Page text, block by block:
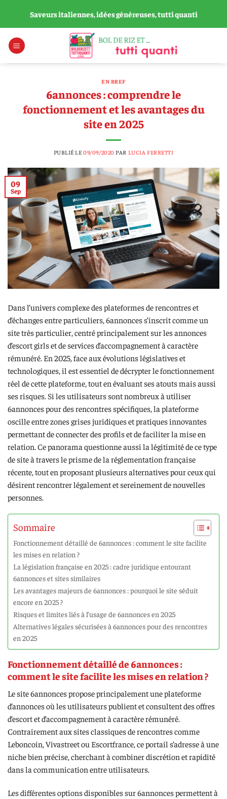
contenu
Saveurs italiennes, idées généreuses, tutti quanti
EN BREF
6annonces : comprendre le
fonctionnement et les avantages du
site en 2025
PUBLIÉ LE09/09/2020 PAR LUCIA FERRETTI
09
Sep
Dans l’univers complexe des plateformes de rencontres et
d’échanges entre particuliers, 6annonces s’inscrit comme un
site très particulier, centré principalement sur les annonces
d’escort girls et de services d’accompagnement à caractère
rémunéré. En 2025, face aux évolutions législatives et
technologiques, il est essentiel de décrypter le fonctionnement
réel de cette plateforme, tout en évaluant ses atouts mais aussi
ses risques. Si les utilisateurs sont nombreux à utiliser
6annonces pour des rencontres spécifiques, la plateforme
oscille entre zones grises juridiques et pratiques innovantes
permettant de connecter des profils et de faciliter la mise en
relation. Ce panorama questionne aussi la légitimité de ce type
de site à travers le prisme de la réglementation française
récente, tout en proposant plusieurs alternatives pour ceux qui
désirent rencontrer légalement et sereinement de nouvelles
personnes.
Sommaire
Fonctionnement détaillé de 6annonces : comment le site facilite
les mises en relation ?
La législation française en 2025 : cadre juridique entourant
6annonces et sites similaires
Les avantages majeurs de 6annonces : pourquoi le site séduit
encore en 2025 ?
Risques et limites liés à l’usage de 6annonces en 2025
Alternatives légales sécurisées à 6annonces pour des rencontres
en 2025
Fonctionnement détaillé de 6annonces :
comment le site facilite les mises en relation ?
Le site 6annonces propose principalement une plateforme
d’annonces où les utilisateurs publient et consultent des offres
d’escort et d’accompagnement à caractère rémunéré.
Contrairement aux sites classiques de rencontres comme
Leboncoin, Vivastreet ou Escortfrance, ce portail s’adresse à une
niche bien précise, cherchant à combiner discrétion et rapidité
dans la communication entre utilisateurs.
Les différentes options disponibles sur 6annonces permettent à